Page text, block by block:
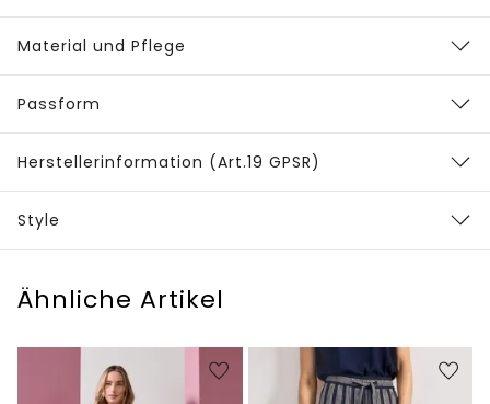
Material und Pflege
Passform
Herstellerinformation (Art.19 GPSR)
Style
Ähnliche Artikel